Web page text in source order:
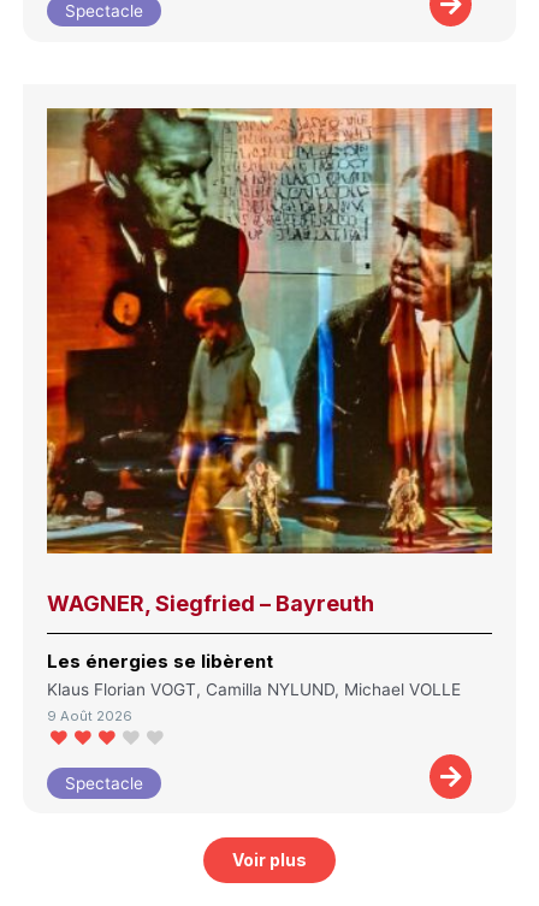
Spectacle
WAGNER, Siegfried – Bayreuth
Les énergies se libèrent
Klaus Florian VOGT, Camilla NYLUND, Michael VOLLE
9 Août 2026
Spectacle
Voir plus